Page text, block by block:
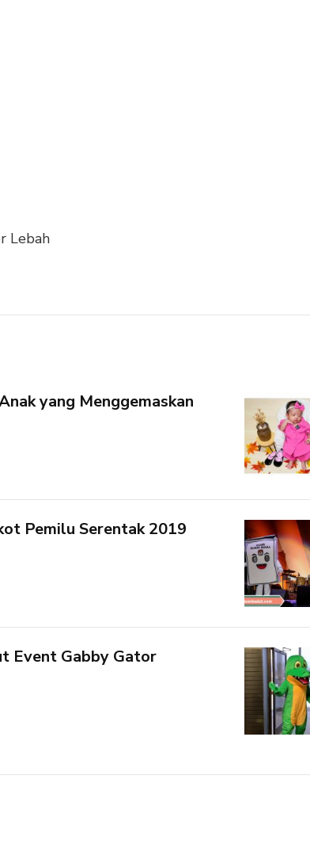
Lebah
yang Menggemaskan
Pemilu Serentak 2019
Event Gabby Gator